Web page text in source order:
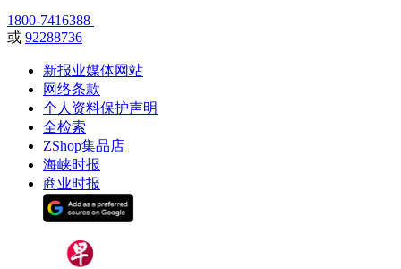
1800-7416388
或 92288736
新报业媒体网站
网络条款
个人资料保护声明
全检索
ZShop集品店
海峡时报
商业时报